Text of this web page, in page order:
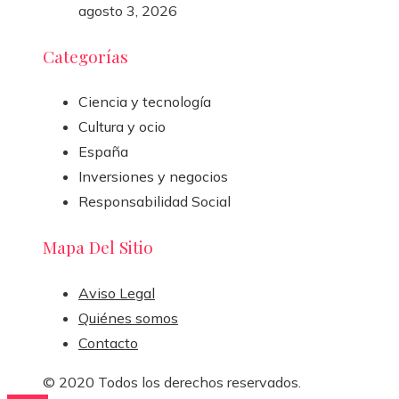
agosto 3, 2026
Categorías
Ciencia y tecnología
Cultura y ocio
España
Inversiones y negocios
Responsabilidad Social
Mapa Del Sitio
Aviso Legal
Quiénes somos
Contacto
© 2020 Todos los derechos reservados.